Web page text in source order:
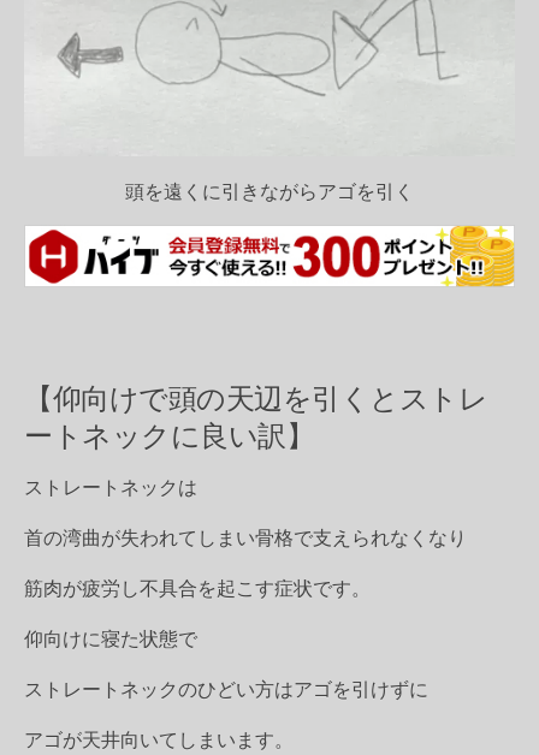
頭を遠くに引きながらアゴを引く
【仰向けで頭の天辺を引くとストレ
ートネックに良い訳】
ストレートネックは
首の湾曲が失われてしまい骨格で支えられなくなり
筋肉が疲労し不具合を起こす症状です。
仰向けに寝た状態で
ストレートネックのひどい方はアゴを引けずに
アゴが天井向いてしまいます。